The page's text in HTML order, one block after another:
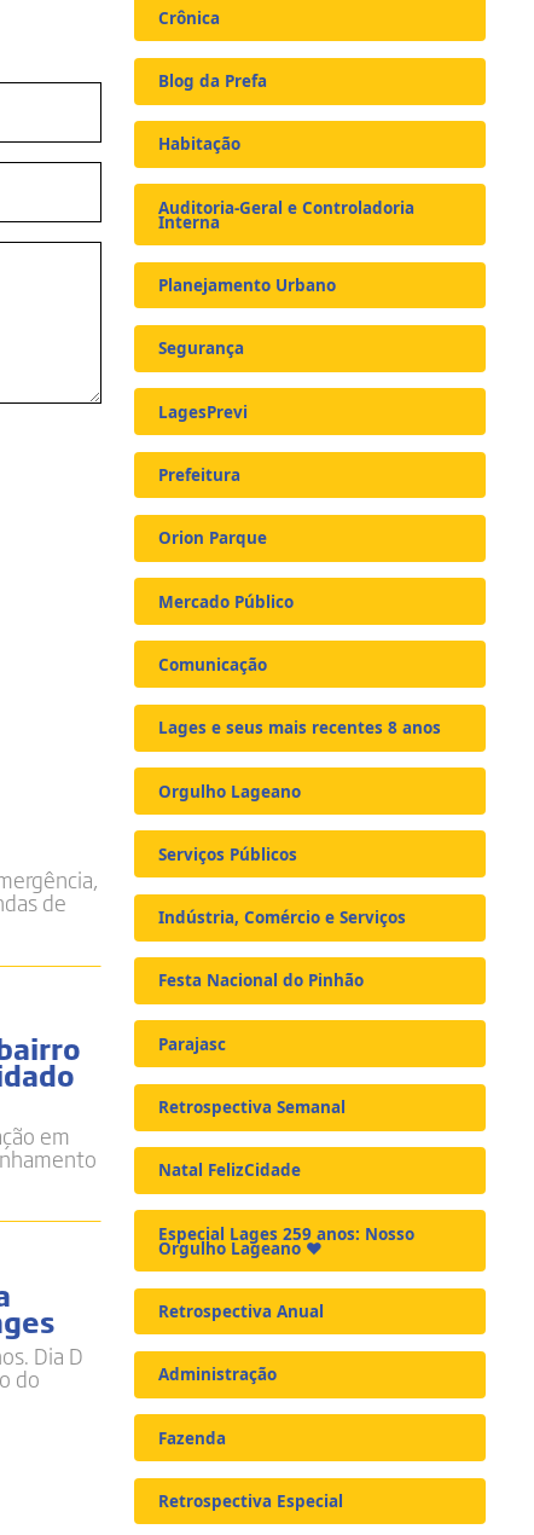
de
em
Dia D
do
Crônica
Blog da Prefa
Habitação
Auditoria-Geral e Controladoria
Interna
Planejamento Urbano
Segurança
LagesPrevi
Prefeitura
Orion Parque
Mercado Público
Comunicação
Lages e seus mais recentes 8 anos
Orgulho Lageano
Serviços Públicos
Indústria, Comércio e Serviços
Festa Nacional do Pinhão
Parajasc
Retrospectiva Semanal
Natal FelizCidade
Especial Lages 259 anos: Nosso
Orgulho Lageano ❤️
Retrospectiva Anual
Administração
Fazenda
Retrospectiva Especial